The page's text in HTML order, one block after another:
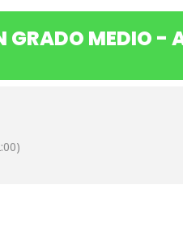
GRADO MEDIO -
arco.cat